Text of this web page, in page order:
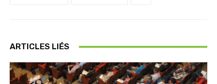
ARTICLES LIÉS